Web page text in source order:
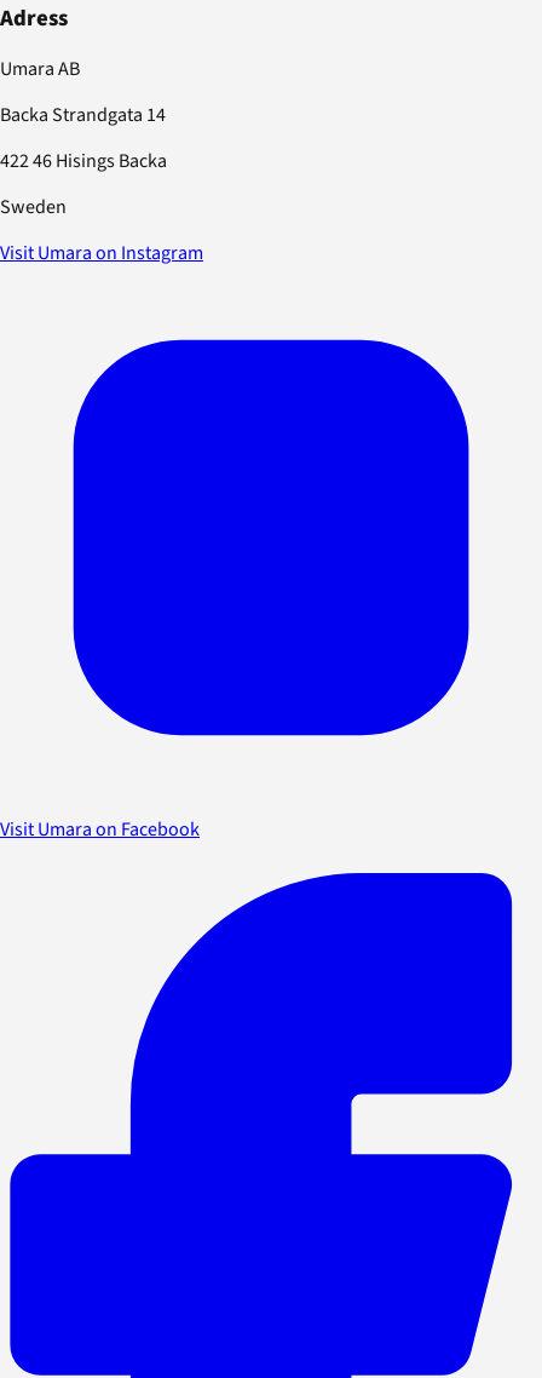
Adress
Umara AB
Backa Strandgata 14
422 46 Hisings Backa
Sweden
Visit Umara on Instagram
Visit Umara on Facebook